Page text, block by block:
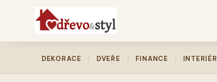
DEKORACE DVEŘE FINANCE INTERIÉR